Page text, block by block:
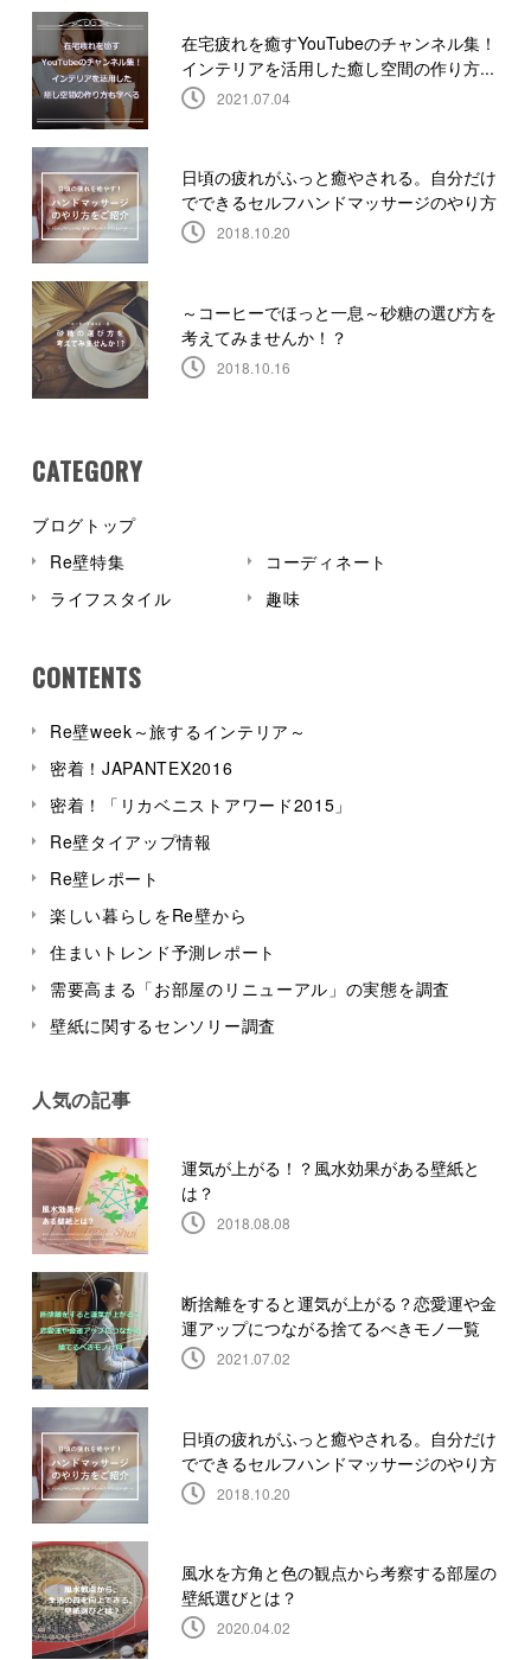
在宅疲れを癒すYouTubeのチャンネル集！
インテリアを活用した癒し空間の作り方...
2021.07.04
日頃の疲れがふっと癒やされる。自分だけ
でできるセルフハンドマッサージのやり方
2018.10.20
～コーヒーでほっと一息～砂糖の選び方を
考えてみませんか！？
2018.10.16
CATEGORY
ブログトップ
Re壁特集
コーディネート
ライフスタイル
趣味
CONTENTS
Re壁week～旅するインテリア～
密着！JAPANTEX2016
密着！「リカベニストアワード2015」
Re壁タイアップ情報
Re壁レポート
楽しい暮らしをRe壁から
住まいトレンド予測レポート
需要高まる「お部屋のリニューアル」の実態を調査
壁紙に関するセンソリー調査
人気の記事
運気が上がる！？風水効果がある壁紙と
は？
2018.08.08
断捨離をすると運気が上がる？恋愛運や金
運アップにつながる捨てるべきモノ一覧
2021.07.02
日頃の疲れがふっと癒やされる。自分だけ
でできるセルフハンドマッサージのやり方
2018.10.20
風水を方角と色の観点から考察する部屋の
壁紙選びとは？
2020.04.02